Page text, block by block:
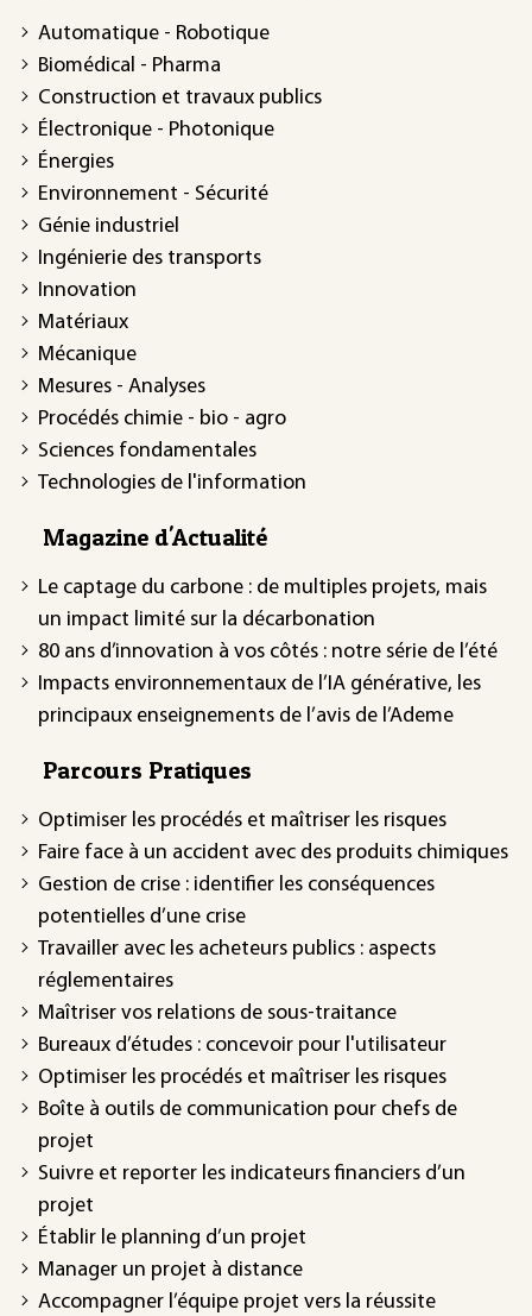
Automatique - Robotique
Biomédical - Pharma
Construction et travaux publics
Électronique - Photonique
Énergies
Environnement - Sécurité
Génie industriel
Ingénierie des transports
Innovation
Matériaux
Mécanique
Mesures - Analyses
Procédés chimie - bio - agro
Sciences fondamentales
Technologies de l'information
Magazine d'Actualité
Le captage du carbone : de multiples projets, mais
un impact limité sur la décarbonation
80 ans d’innovation à vos côtés : notre série de l’été
Impacts environnementaux de l’IA générative, les
principaux enseignements de l’avis de l’Ademe
Parcours Pratiques
Optimiser les procédés et maîtriser les risques
Faire face à un accident avec des produits chimiques
Gestion de crise : identifier les conséquences
potentielles d’une crise
Travailler avec les acheteurs publics : aspects
réglementaires
Maîtriser vos relations de sous-traitance
Bureaux d’études : concevoir pour l'utilisateur
Optimiser les procédés et maîtriser les risques
Boîte à outils de communication pour chefs de
projet
Suivre et reporter les indicateurs financiers d’un
projet
Établir le planning d’un projet
Manager un projet à distance
Accompagner l’équipe projet vers la réussite